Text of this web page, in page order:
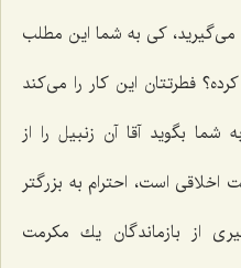
كی به شما این مطلب
فطرتتان این كار را می‌كند
شما بگوید آقا آن زنبیل را از
است، احترام به بزرگتر
از بازماندگان یك مكرمت